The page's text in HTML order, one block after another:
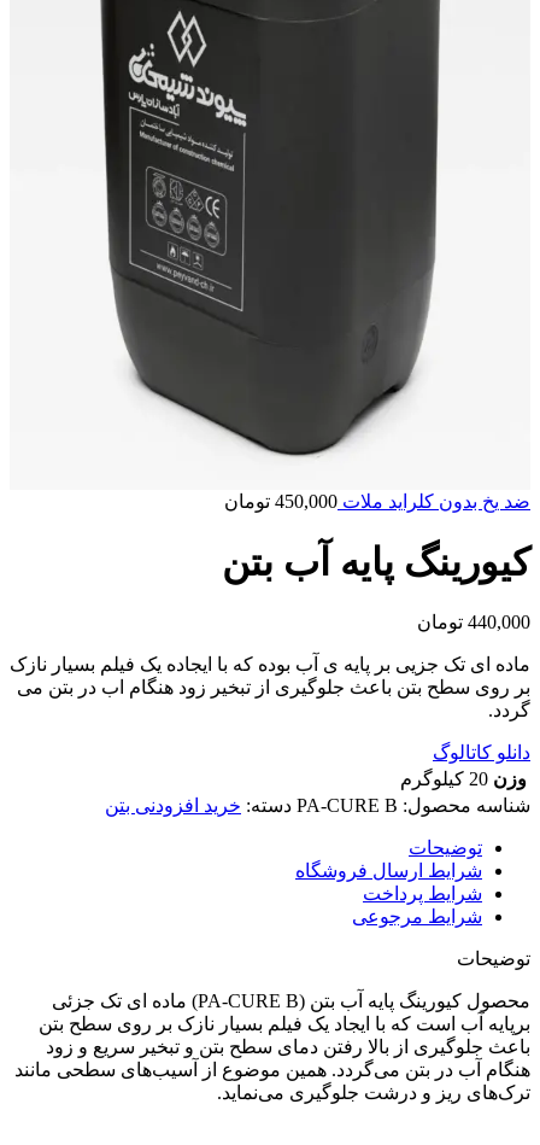
ضد یخ بدون کلراید ملات 450,000 تومان
کیورینگ پایه آب بتن
440,000 تومان
ماده ای تک جزیی بر پایه ی آب بوده که با ایجاده یک فیلم بسیار نازک
بر روی سطح بتن باعث جلوگیری از تبخیر زود هنگام اب در بتن می
گردد.
دانلو کاتالوگ
وزن 20 کیلوگرم
شناسه محصول: PA-CURE B دسته: خرید افزودنی بتن
توضیحات
شرایط ارسال فروشگاه
شرایط پرداخت
شرایط مرجوعی
توضیحات
محصول کیورینگ پایه آب بتن (PA-CURE B) ماده ای تک جزئی
برپایه آب است که با ایجاد یک فیلم بسیار نازک بر روی سطح بتن
باعث جلوگیری از بالا رفتن دمای سطح بتن و تبخیر سریع و زود
هنگام آب در بتن می‌گردد. همین موضوع از آسیب‌های سطحی مانند
ترک‌های ریز و درشت جلوگیری می‌نماید.